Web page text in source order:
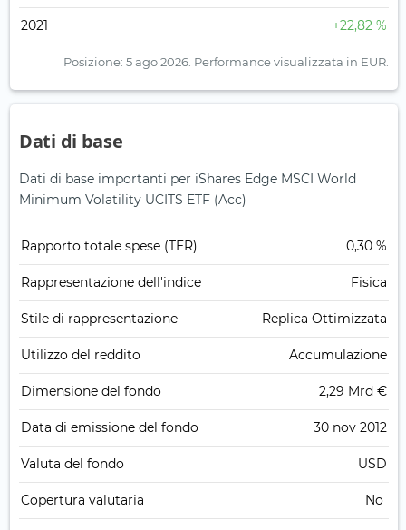
2021 +22,82 %
Posizione: 5 ago 2026. Performance visualizzata in EUR.
Dati di base
Dati di base importanti per iShares Edge MSCI World
Minimum Volatility UCITS ETF (Acc)
Rapporto totale spese (TER) 0,30 %
Rappresentazione dell'indice Fisica
Stile di rappresentazione Replica Ottimizzata
Utilizzo del reddito Accumulazione
Dimensione del fondo 2,29 Mrd €
Data di emissione del fondo 30 nov 2012
Valuta del fondo USD
Copertura valutaria No